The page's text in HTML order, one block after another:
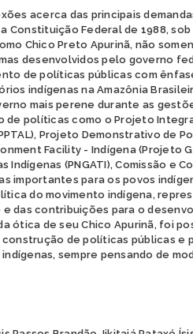
acerca das principais
Constituição Federal de 1988,
Chico Preto Apurinã, não
desenvolvidos pelo governo
de políticas públicas com
indígenas na Amazônia
mais perene durante as
de políticas como o Projeto
Projeto Demonstrativo de
Facility - Indígena (Projeto
(PNGATI), Comissão e
importantes para os povos
do movimento indígena,
das contribuições para o
ótica de seu Chico Apurinã, foi
de políticas públicas e
sempre pensando de